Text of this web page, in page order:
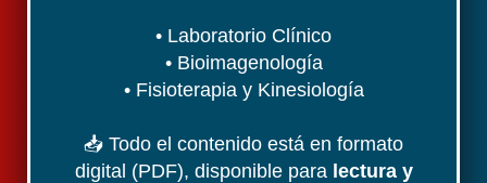
• Laboratorio Clínico
• Bioimagenología
• Fisioterapia y Kinesiología
📥 Todo el contenido está en formato
digital (PDF), disponible para lectura y